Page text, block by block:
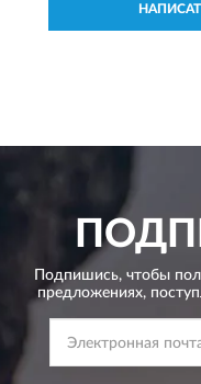
Подпишись, чтобы
предложениях,